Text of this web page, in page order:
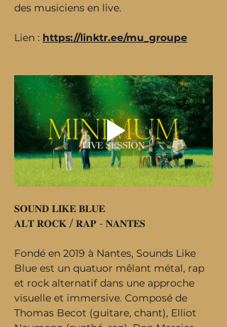
des musiciens en live.
Lien : https://linktr.ee/mu_groupe
𝐒𝐎𝐔𝐍𝐃 𝐋𝐈𝐊𝐄 𝐁𝐋𝐔𝐄
𝐀𝐋𝐓 𝐑𝐎𝐂𝐊 / 𝐑𝐀𝐏 - 𝐍𝐀𝐍𝐓𝐄𝐒
Fondé en 2019 à Nantes, Sounds Like
Blue est un quatuor mêlant métal, rap
et rock alternatif dans une approche
visuelle et immersive. Composé de
Thomas Becot (guitare, chant), Elliot